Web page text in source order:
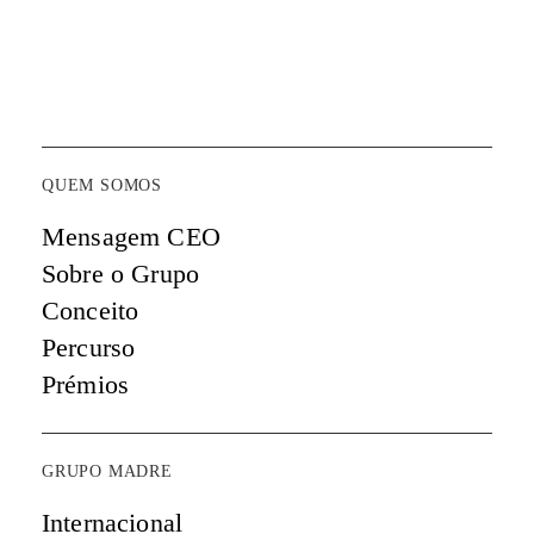
QUEM SOMOS
Mensagem CEO
Sobre o Grupo
Conceito
Percurso
Prémios
GRUPO MADRE
Internacional